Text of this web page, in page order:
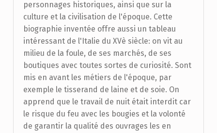
personnages historiques, ainsi que sur la
culture et la civilisation de l'époque. Cette
biographie inventée offre aussi un tableau
intéressant de l'Italie du XVè siècle: on vit au
milieu de la foule, de ses marchés, de ses
boutiques avec toutes sortes de curiosité. Sont
mis en avant les métiers de l'époque, par
exemple le tisserand de laine et de soie. On
apprend que le travail de nuit était interdit car
le risque du feu avec les bougies et la volonté
de garantir la qualité des ouvrages les en